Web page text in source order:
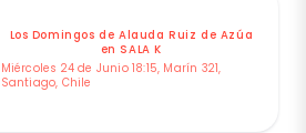
Los Domingos de Alauda Ruiz de Azúa
en SALA K
Miércoles 24 de Junio 18:15, Marín 321,
Santiago, Chile